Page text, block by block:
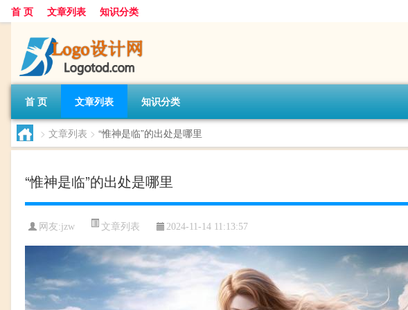
首 页 文章列表 知识分类
首 页 文章列表 知识分类
> 文章列表 > “惟神是临”的出处是哪里
“惟神是临”的出处是哪里
网友:jzw 文章列表 2024-11-14 11:13:57